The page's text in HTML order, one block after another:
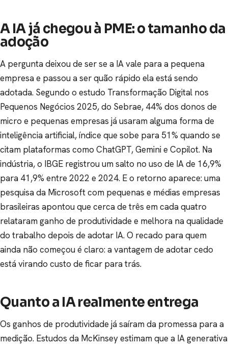
A IA já chegou à PME: o tamanho da
adoção
A pergunta deixou de ser se a IA vale para a pequena
empresa e passou a ser quão rápido ela está sendo
adotada. Segundo o estudo Transformação Digital nos
Pequenos Negócios 2025, do Sebrae, 44% dos donos de
micro e pequenas empresas já usaram alguma forma de
inteligência artificial, índice que sobe para 51% quando se
citam plataformas como ChatGPT, Gemini e Copilot. Na
indústria, o IBGE registrou um salto no uso de IA de 16,9%
para 41,9% entre 2022 e 2024. E o retorno aparece: uma
pesquisa da Microsoft com pequenas e médias empresas
brasileiras apontou que cerca de três em cada quatro
relataram ganho de produtividade e melhora na qualidade
do trabalho depois de adotar IA. O recado para quem
ainda não começou é claro: a vantagem de adotar cedo
está virando custo de ficar para trás.
Quanto a IA realmente entrega
Os ganhos de produtividade já saíram da promessa para a
medição. Estudos da McKinsey estimam que a IA generativa